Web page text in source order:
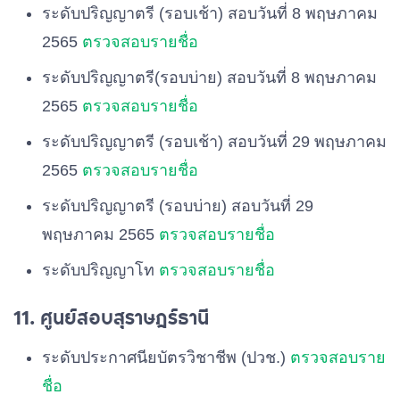
ระดับปริญญาตรี (รอบเช้า) สอบวันที่ 8 พฤษภาคม
2565 ตรวจสอบรายชื่อ
ระดับปริญญาตรี(รอบบ่าย) สอบวันที่ 8 พฤษภาคม
2565 ตรวจสอบรายชื่อ
ระดับปริญญาตรี (รอบเช้า) สอบวันที่ 29 พฤษภาคม
2565 ตรวจสอบรายชื่อ
ระดับปริญญาตรี (รอบบ่าย) สอบวันที่ 29
พฤษภาคม 2565 ตรวจสอบรายชื่อ
ระดับปริญญาโท ตรวจสอบรายชื่อ
11. ศูนย์สอบสุราษฎร์ธานี
ระดับประกาศนียบัตรวิชาชีพ (ปวช.) ตรวจสอบราย
ชื่อ